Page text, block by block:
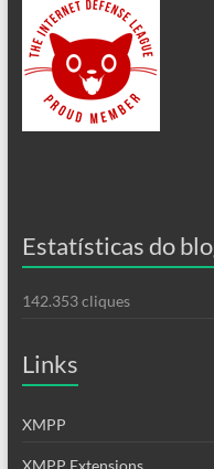
Estatísticas do
142.353 cliques
Links
XMPP
XMPP Extensions